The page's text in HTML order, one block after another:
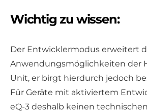
Wichtig zu wissen:
Der Entwicklermodus erweitert
Anwendungsmöglichkeiten der
Unit, er birgt hierdurch jedoch
Für Geräte mit aktiviertem
eQ-3 deshalb keinen